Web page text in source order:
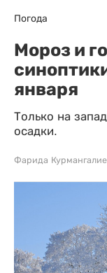
Погода
Мороз и
января
Только на
осадки.
Фарида